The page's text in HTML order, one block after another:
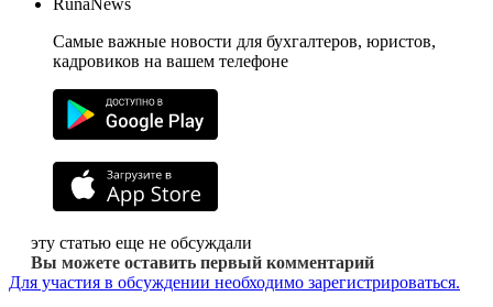
Самые важные новости для бухгалтеров, юристов,
кадровиков на вашем телефоне
эту статью еще не обсуждали
Вы можете оставить первый комментарий
Для участия в обсуждении необходимо зарегистрироваться.